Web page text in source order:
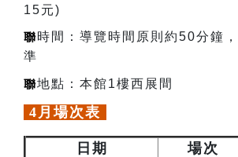
15元)
聯時間：導覽時間原則約50分鐘
準
聯地點： 本館1樓西展間
4月場次表
日期 場次